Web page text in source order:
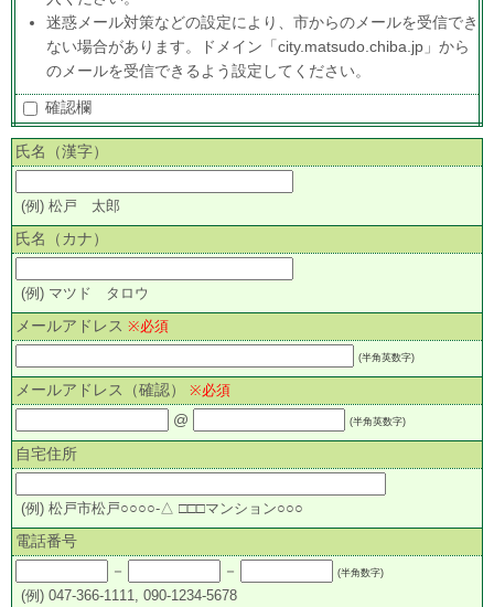
迷惑メール対策などの設定により、市からのメールを受信でき
ない場合があります。ドメイン「city.matsudo.chiba.jp」から
のメールを受信できるよう設定してください。
確認欄
氏名（漢字）
(例) 松戸 太郎
氏名（カナ）
(例) マツド タロウ
メールアドレス ※必須
(半角英数字)
メールアドレス（確認） ※必須
@ (半角英数字)
自宅住所
(例) 松戸市松戸○○○○-△ □□□マンション○○○
電話番号
－
－ (半角数字)
(例) 047-366-1111, 090-1234-5678